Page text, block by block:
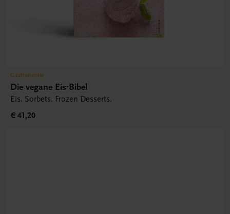
Gastronomie
Die vegane Eis-Bibel
Eis. Sorbets. Frozen Desserts.
€ 41,20